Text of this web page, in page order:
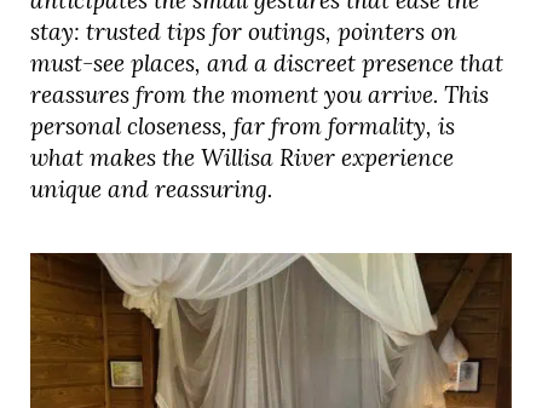
stay: trusted tips for outings, pointers on
must-see places, and a discreet presence that
reassures from the moment you arrive. This
personal closeness, far from formality, is
what makes the Willisa River experience
unique and reassuring.